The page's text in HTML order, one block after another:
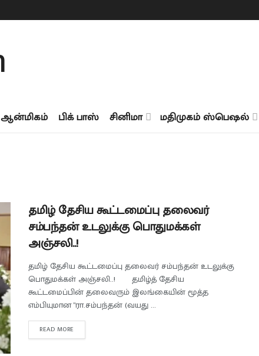
ஆன்மிகம் பிக் பாஸ் சினிமா மதிமுகம் ஸ்பெஷல்
தமிழ் தேசிய கூட்டமைப்பு தலைவர்
சம்பந்தன் உடலுக்கு பொதுமக்கள்
அஞ்சலி..!
தமிழ் தேசிய கூட்டமைப்பு தலைவர் சம்பந்தன் உடலுக்கு
பொதுமக்கள் அஞ்சலி..! தமிழ்த் தேசிய
கூட்டமைப்பின் தலைவரும் இலங்கையின் மூத்த
எம்பியுமான "ரா.சம்பந்தன் (வயது ...
READ MORE